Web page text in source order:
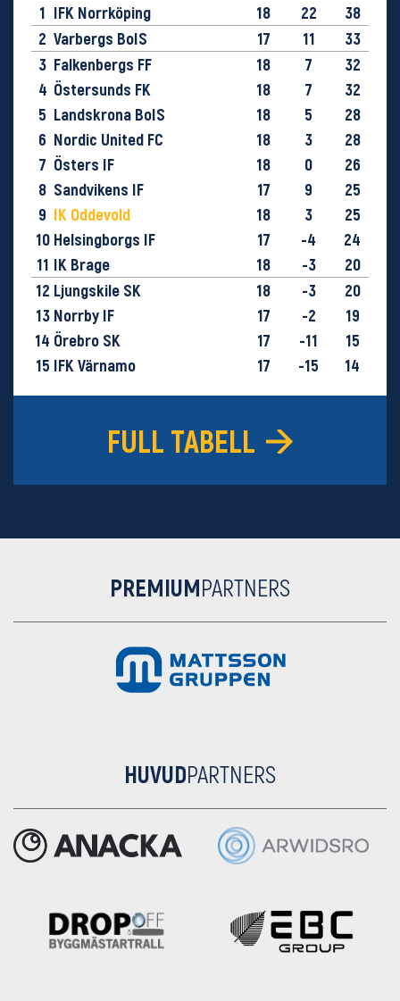
1 IFK Norrköping 18 22
38
2 Varbergs BoIS 17 11
33
3 Falkenbergs FF 18 7
32
4 Östersunds FK 18 7
32
5 Landskrona BoIS 18 5
28
6 Nordic United FC 18 3
28
7 Östers IF 18 0
26
8 Sandvikens IF 17 9
25
9 IK Oddevold 18 3
25
10 Helsingborgs IF 17 -4
24
11 IK Brage 18 -3
20
12 Ljungskile SK 18 -3
20
13 Norrby IF 17 -2
19
14 Örebro SK 17 -11
15
15 IFK Värnamo 17 -15
14
FULL TABELL
PREMIUMPARTNERS
HUVUDPARTNERS